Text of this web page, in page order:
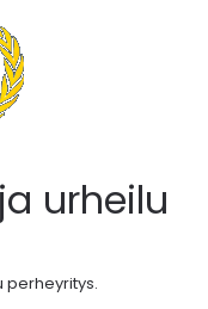
urheilu
perheyritys.